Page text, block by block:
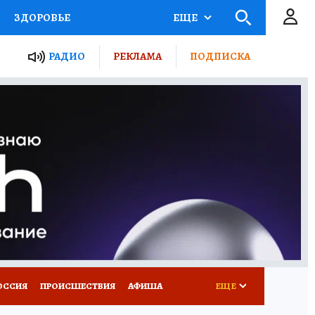
ЗДОРОВЬЕ
РОССИИ
ПУТЕВОДИТЕЛЬ
ПОТРЕБИТЕЛЯ
ЕЩЕ
РАДИО РЕКЛАМА ПОДПИСКА
ПРОИСШЕСТВИЯ АФИША ЕЩЕ